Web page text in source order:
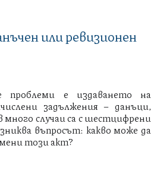
или ревизионен
проблеми е издаването на
задължения – данъци,
случаи са с шестцифрени
въпросът: какво може да
този акт?